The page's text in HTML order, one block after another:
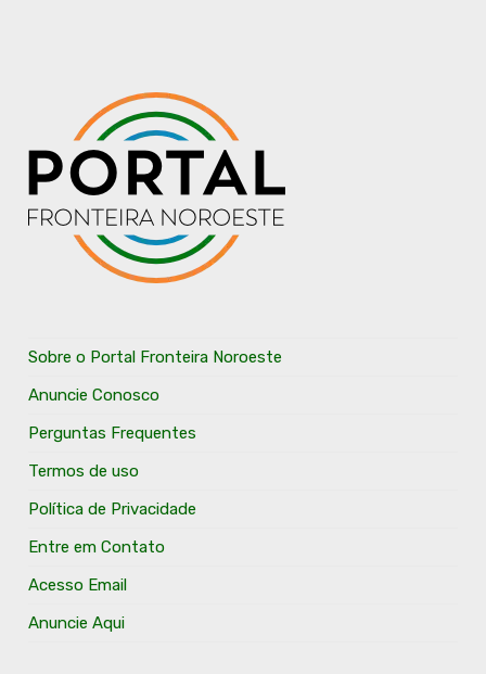
Sobre o Portal Fronteira Noroeste
Anuncie Conosco
Perguntas Frequentes
Termos de uso
Política de Privacidade
Entre em Contato
Acesso Email
Anuncie Aqui